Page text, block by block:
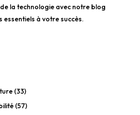
la technologie avec notre blog
essentiels à votre succès.
(33)
(57)